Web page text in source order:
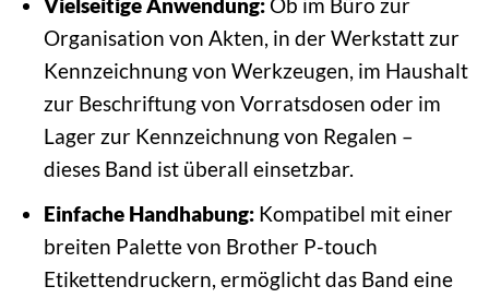
Organisation von Akten, in der Werkstatt zur
Kennzeichnung von Werkzeugen, im Haushalt
zur Beschriftung von Vorratsdosen oder im
Lager zur Kennzeichnung von Regalen –
dieses Band ist überall einsetzbar.
Einfache Handhabung:Kompatibel mit einer
breiten Palette von Brother P-touch
Etikettendruckern, ermöglicht das Band eine